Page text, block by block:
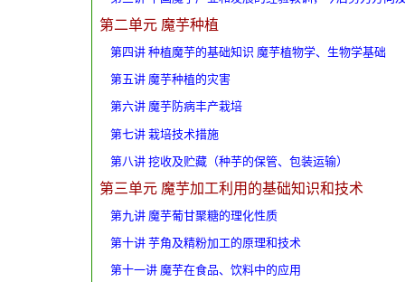
第二单元 魔芋种植
第四讲 种植魔芋的基础知识 魔芋植物学、生物学基础
第五讲 魔芋种植的灾害
第六讲 魔芋防病丰产栽培
第七讲 栽培技术措施
第八讲 挖收及贮藏（种芋的保管、包装运输）
第三单元 魔芋加工利用的基础知识和技术
第九讲 魔芋葡甘聚糖的理化性质
第十讲 芋角及精粉加工的原理和技术
第十一讲 魔芋在食品、饮料中的应用